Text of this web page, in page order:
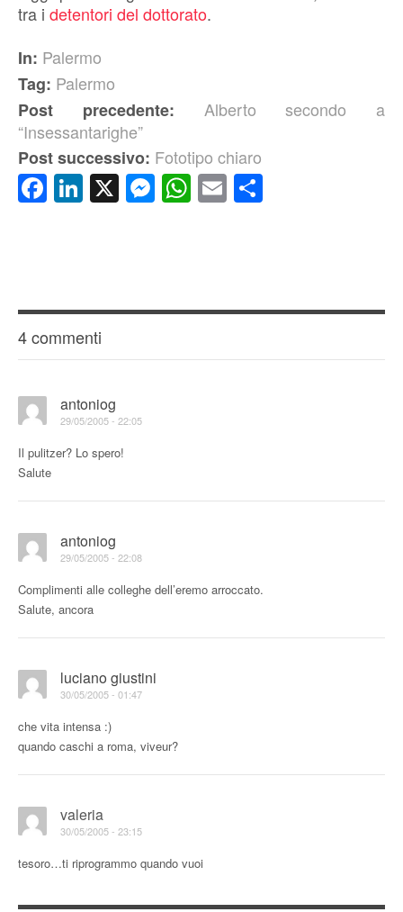
tra i detentori del dottorato.
In: Palermo
Tag: Palermo
Post precedente: Alberto secondo a
“Insessantarighe”
Post successivo: Fototipo chiaro
Facebook
LinkedIn
X Messenger
WhatsApp
Email
4 commenti
antoniog
29/05/2005 - 22:05
Il pulitzer? Lo spero!
Salute
antoniog
29/05/2005 - 22:08
Complimenti alle colleghe dell’eremo arroccato.
Salute, ancora
luciano giustini
30/05/2005 - 01:47
che vita intensa :)
quando caschi a roma, viveur?
valeria
30/05/2005 - 23:15
tesoro…ti riprogrammo quando vuoi